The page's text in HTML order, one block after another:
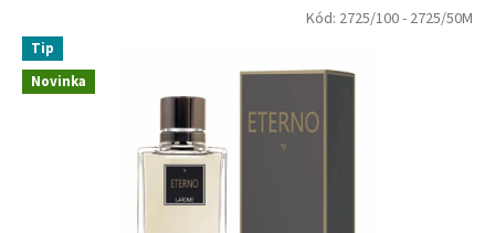
Novinka
Tip
Kód: 2725/100- 2725/50M